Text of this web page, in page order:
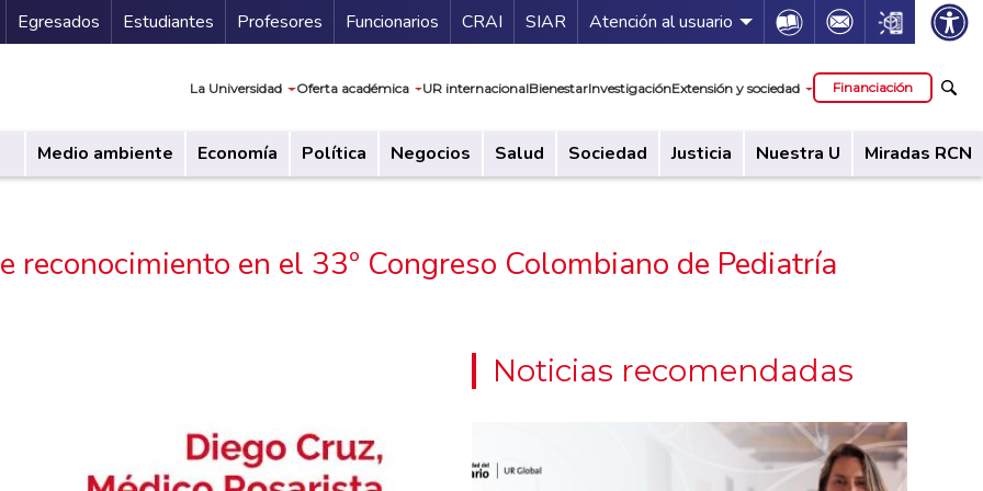
Secundario
Egresados Estudiantes Profesores Funcionarios Guía de servicios
CRAI SIAR Atención al usuario Icon Icon Icon
La Universidad Oferta académica UR internacionalBienestarInvestigaciónExtensión y sociedad Financiación
Medio ambiente Economía Política Negocios Salud Sociedad Justicia Nuestra U Miradas RCN
reconocimiento en el 33º Congreso Colombiano de Pediatría
Noticias recomendadas